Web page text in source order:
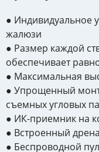
● Индивидуальное
жалюзи
● Размер каждой
обеспечивает
● Максимальная
● Упрощенный
съемных угловых
● ИК-приемник на
● Встроенный
● Беспроводной